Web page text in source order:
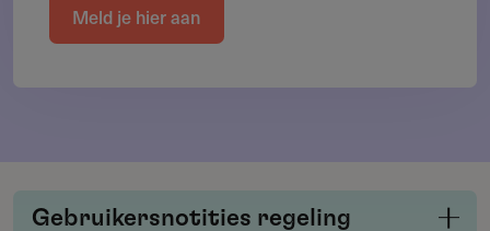
Meld je hier aan
Gebruikersnotities regeling